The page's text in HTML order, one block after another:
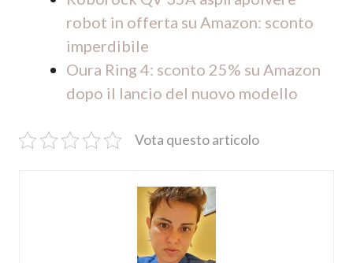
robot in offerta su Amazon: sconto
imperdibile
Oura Ring 4: sconto 25% su Amazon
dopo il lancio del nuovo modello
Vota questo articolo